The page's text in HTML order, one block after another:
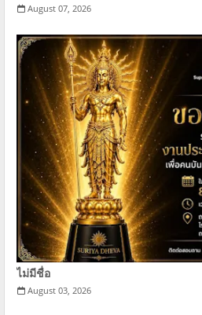
August 07, 2026
ไม่มีชื่อ
August 03, 2026